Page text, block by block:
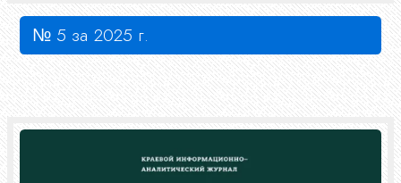
№ 5 за 2025 г.